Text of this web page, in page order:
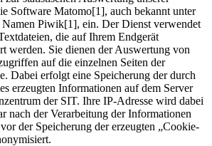
Software Matomo[1], auch bekannt unter
Namen Piwik[1], ein. Der Dienst verwendet
die auf Ihrem Endgerät
werden. Sie dienen der Auswertung von
auf die einzelnen Seiten der
Dabei erfolgt eine Speicherung der durch
erzeugten Informationen auf dem Server
der SIT. Ihre IP-Adresse wird dabei
nach der Verarbeitung der Informationen
der Speicherung der erzeugten „Cookie-